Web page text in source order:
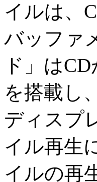
イルは、
バッファ
ド」は
を搭載し
ディスプ
イル再生
イルの再